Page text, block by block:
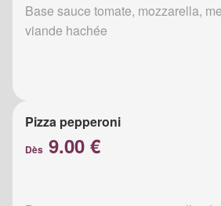
Base sauce tomate, mozzarella,
viande hachée
Pizza pepperoni
Dès 9.00 €